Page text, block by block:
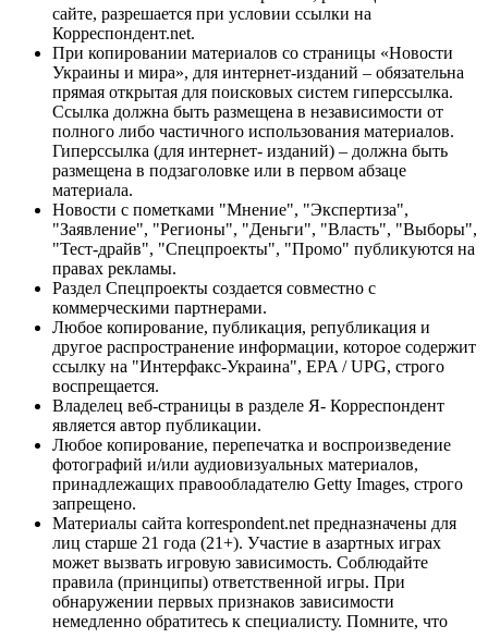
сайте, разрешается при условии ссылки на
Корреспондент.net.
При копировании материалов со страницы «Новости
Украины и мира», для интернет-изданий – обязательна
прямая открытая для поисковых систем гиперссылка.
Ссылка должна быть размещена в независимости от
полного либо частичного использования материалов.
Гиперссылка (для интернет- изданий) – должна быть
размещена в подзаголовке или в первом абзаце
материала.
Новости с пометками "Мнение", "Экспертиза",
"Заявление", "Регионы", "Деньги", "Власть", "Выборы",
"Тест-драйв", "Спецпроекты", "Промо" публикуются на
правах рекламы.
Раздел Спецпроекты создается совместно с
коммерческими партнерами.
Любое копирование, публикация, републикация и
другое распространение информации, которое содержит
ссылку на "Интерфакс-Украина", EPA / UPG, строго
воспрещается.
Владелец веб-страницы в разделе Я- Корреспондент
является автор публикации.
Любое копирование, перепечатка и воспроизведение
фотографий и/или аудиовизуальных материалов,
принадлежащих правообладателю Getty Images, строго
запрещено.
Материалы сайта korrespondent.net предназначены для
лиц старше 21 года (21+). Участие в азартных играх
может вызвать игровую зависимость. Соблюдайте
правила (принципы) ответственной игры. При
обнаружении первых признаков зависимости
немедленно обратитесь к специалисту. Помните, что